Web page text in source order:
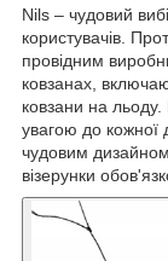
Nils – чудовий
користувачів.
провідним
ковзанах,
ковзани на
увагою до кожної
чудовим
візерунки